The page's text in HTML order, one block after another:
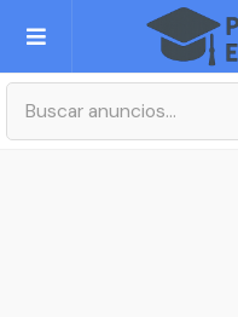
Publica tu Anuncio